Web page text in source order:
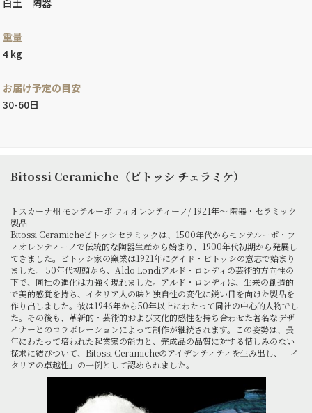
重量
4 kg
お届け予定の目安
30-60日
Bitossi Ceramiche（ビトッシ チェラミケ）
トスカーナ州 モンテルーポ フィオレンティーノ/ 1921年～ 陶器・セラミック
製品
Bitossi Ceramicheビトッシセラミックは、1500年代からモンテルーポ・フ
ィオレンティーノで伝統的な陶器生産から始まり、1900年代初期から発展し
てきました。ビトッシ家の窯業は1921年にグイド・ビトッシの意志で始まり
ました。 50年代初頭から、Aldo Londiアルド・ロンディの芸術的方向性の
下で、同社の進化は力強く現れました。アルド・ロンディは、生来の創造的
で美的感覚を持ち、イタリア人の味と独自性の変化に鋭い目を向けた製品を
作り出しました。彼は1946年から50年以上にわたって同社の中心的人物でし
た。その後も、革新的・芸術的および文化的感性を持ち合わせた著名なデザ
イナーとのコラボレーションによって制作が継続されます。この姿勢は、長
年にわたって培われた起業家の能力と、完成品の品質に対する惜しみのない
探求に結びついて、Bitossi Ceramicheのアイデンティティを生み出し、「イ
タリアの卓越性」の一例として認められました。